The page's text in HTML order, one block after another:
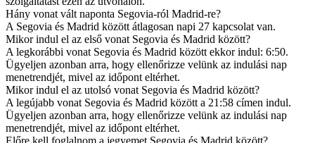
Hány vonat vált naponta Segovia-ról Madrid-re?
A Segovia és Madrid között átlagosan napi 27 kapcsolat van.
Mikor indul el az első vonat Segovia és Madrid között?
A legkorábbi vonat Segovia és Madrid között ekkor indul: 6:50.
Ügyeljen azonban arra, hogy ellenőrizze velünk az indulási nap
menetrendjét, mivel az időpont eltérhet.
Mikor indul el az utolsó vonat Segovia és Madrid között?
A legújabb vonat Segovia és Madrid között a 21:58 címen indul.
Ügyeljen azonban arra, hogy ellenőrizze velünk az indulási nap
menetrendjét, mivel az időpont eltérhet.